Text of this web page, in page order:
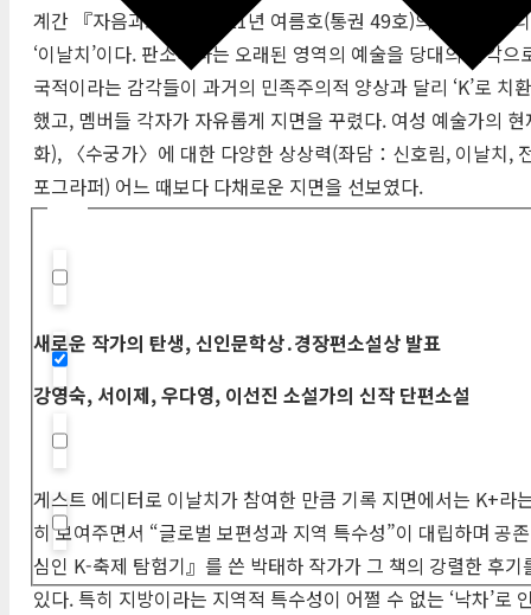
Hidden label
계간 『자음과모음』 2021년 여름호(통권 49호)의 게스트 에
‘이날치’이다. 판소리라는 오래된 영역의 예술을 당대의 감각
국적이라는 감각들이 과거의 민족주의적 양상과 달리 ‘K’로
했고, 멤버들 각자가 자유롭게 지면을 꾸렸다. 여성 예술가의
화), 〈수궁가〉에 대한 다양한 상상력(좌담：신호림, 이날치,
포그라퍼) 어느 때보다 다채로운 지면을 선보였다.
새로운 작가의 탄생,신인문학상․경장편소설상 발표
강영숙, 서이제,우다영, 이선진 소설가의 신작 단편소설
게스트 에디터로 이날치가 참여한 만큼 기록 지면에서는 K+라
히 보여주면서 “글로벌 보편성과 지역 특수성”이 대립하며 공
심인 K-축제 탐험기』를 쓴 박태하 작가가 그 책의 강렬한 후
있다. 특히 지방이라는 지역적 특수성이 어쩔 수 없는 ‘낙차’